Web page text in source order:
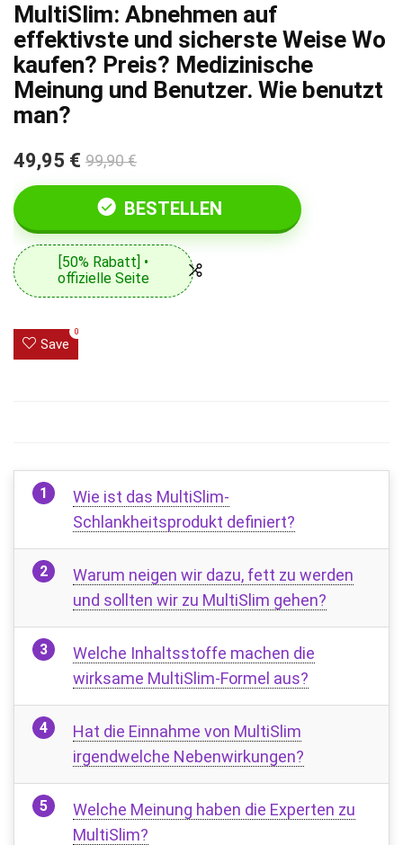
MultiSlim: Abnehmen auf
effektivste und sicherste Weise Wo
kaufen? Preis? Medizinische
Meinung und Benutzer. Wie benutzt
man?
49,95 € 99,90 €
BESTELLEN
[50% Rabatt] •
offizielle Seite
Save
0
Wie ist das MultiSlim-
Schlankheitsprodukt definiert?
Warum neigen wir dazu, fett zu werden
und sollten wir zu MultiSlim gehen?
Welche Inhaltsstoffe machen die
wirksame MultiSlim-Formel aus?
Hat die Einnahme von MultiSlim
irgendwelche Nebenwirkungen?
Welche Meinung haben die Experten zu
MultiSlim?